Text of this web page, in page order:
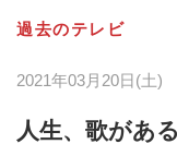
過去のテレビ
2021年03月20日(土)
人生、歌があ